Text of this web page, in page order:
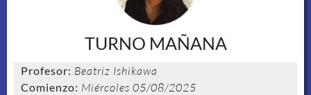
TURNO MAÑANA
Profesor: Beatriz Ishikawa
Comienzo: Miércoles 05/08/2025